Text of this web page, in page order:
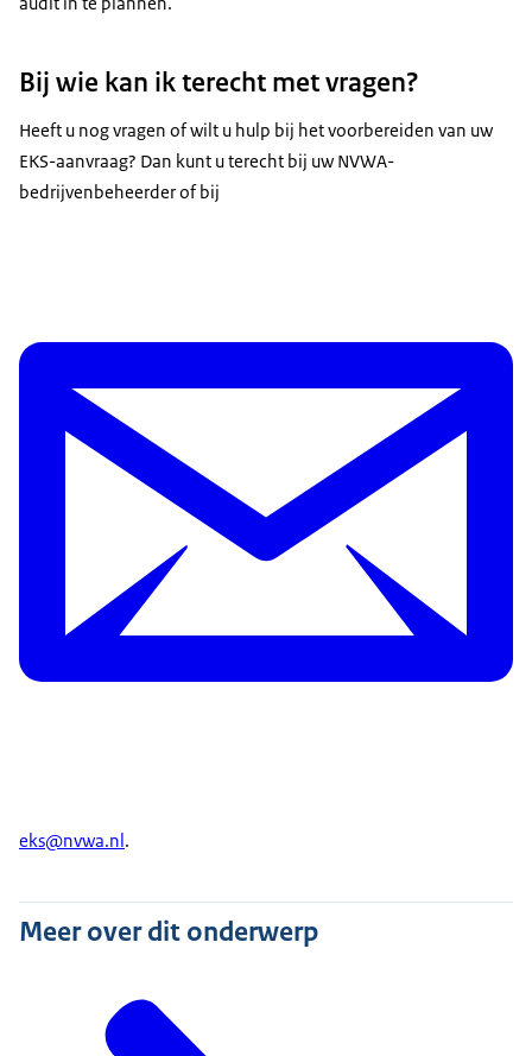
Bij wie kan ik terecht met vragen?
Heeft u nog vragen of wilt u hulp bij het voorbereiden van uw
EKS-aanvraag? Dan kunt u terecht bij uw NVWA-
bedrijvenbeheerder of bij
eks@nvwa.nl .
Meer over dit onderwerp